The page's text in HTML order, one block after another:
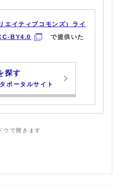
エイティブコモンズ）ライ
BY4.0
で提供いた
探す
ポータルサイト
ウで開きます